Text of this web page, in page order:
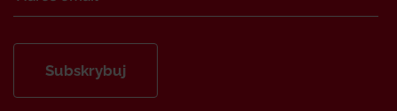
Subskrybuj